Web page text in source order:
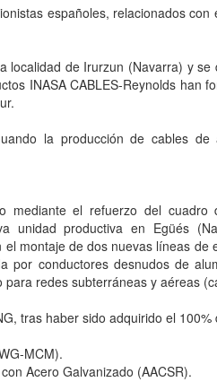
españoles, relacionados
de Irurzun (Navarra) y
INASA CABLES-Reynolds han
la producción de cables
mediante el refuerzo del
unidad productiva en Egüés
montaje de dos nuevas líneas
por conductores desnudos de
redes subterráneas y aéreas
tras haber sido adquirido el
MCM).
Acero Galvanizado (AACSR).